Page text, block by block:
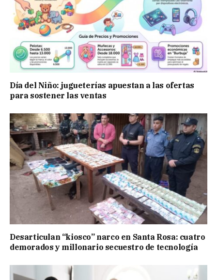
Día del Niño: jugueterías apuestan a las ofertas
para sostener las ventas
Desarticulan “kiosco” narco en Santa Rosa: cuatro
demorados y millonario secuestro de tecnología